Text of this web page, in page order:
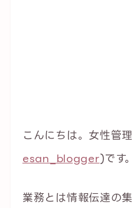
こんにちは。女性管
esan_blogger)です。
業務とは情報伝達の